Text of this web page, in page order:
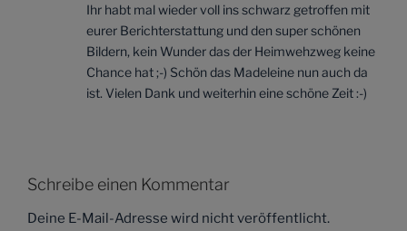
Ihr habt mal wieder voll ins schwarz getroffen mit
eurer Berichterstattung und den super schönen
Bildern, kein Wunder das der Heimwehzweg keine
Chance hat ;-) Schön das Madeleine nun auch da
ist. Vielen Dank und weiterhin eine schöne Zeit :-)
Schreibe einen Kommentar
Deine E-Mail-Adresse wird nicht veröffentlicht.